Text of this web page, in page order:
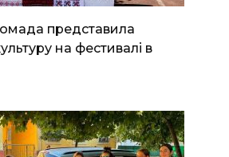
представила
на фестивалі в